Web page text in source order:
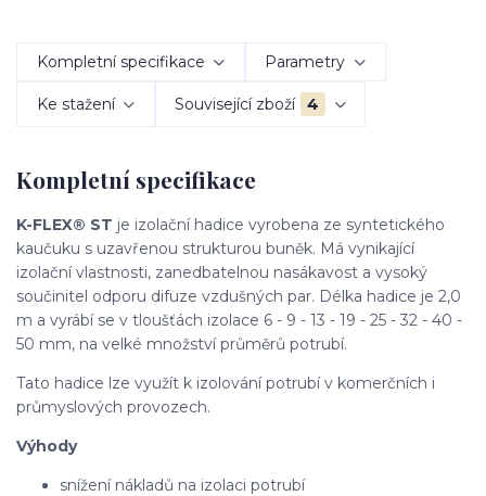
Kompletní specifikace Parametry
Ke stažení Související zboží 4
Kompletní specifikace
K-FLEX® ST je izolační hadice vyrobena ze syntetického
kaučuku s uzavřenou strukturou buněk. Má vynikající
izolační vlastnosti, zanedbatelnou nasákavost a vysoký
součinitel odporu difuze vzdušných par. Délka hadice je 2,0
m a vyrábí se v tloušťách izolace 6 - 9 - 13 - 19 - 25 - 32 - 40 -
50 mm, na velké množství průměrů potrubí.
Tato hadice lze využít k izolování potrubí v komerčních i
průmyslových provozech.
Výhody
snížení nákladů na izolaci potrubí